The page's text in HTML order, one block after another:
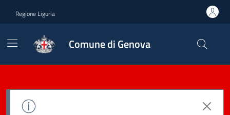
Regione Liguria
Comune di Genova